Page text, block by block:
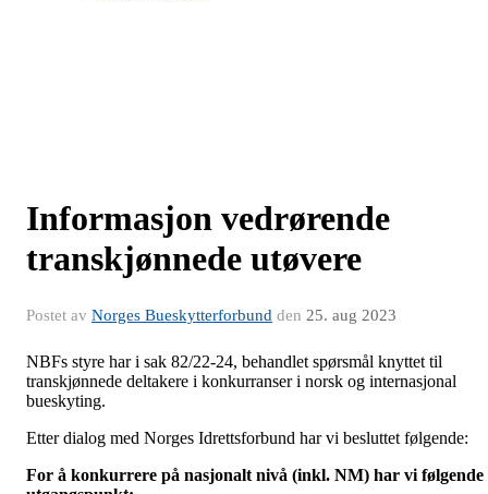
Informasjon vedrørende
transkjønnede utøvere
Postet av Norges Bueskytterforbund den 25. aug 2023
NBFs styre har i sak 82/22-24, behandlet spørsmål knyttet til
transkjønnede deltakere i konkurranser i norsk og internasjonal
bueskyting.
Etter dialog med Norges Idrettsforbund har vi besluttet følgende:
For å konkurrere på nasjonalt nivå (inkl. NM) har vi følgende